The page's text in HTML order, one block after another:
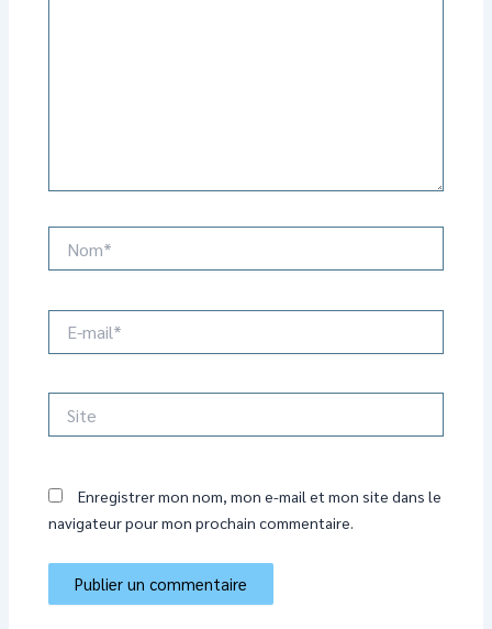
mail*
Enregistrer mon nom, mon e-mail et mon site dans le
navigateur pour mon prochain commentaire.